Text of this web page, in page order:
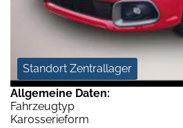
Standort Zentrallager
Allgemeine Daten:
Fahrzeugtyp
Karosserieform